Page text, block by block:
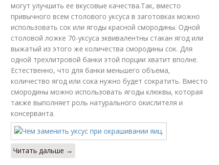
могут улучшить ее вкусовые качества.Так, вместо
привычного всем столового уксуса в заготовках можно
использовать сок или ягоды красной смородины. Одной
столовой ложке 70-уксуса эквивалентны стакан ягод или
выжатый из этого же количества смородины сок. Для
одной трехлитровой банки этой порции хватит вполне.
Естественно, что для банки меньшего объема,
количество ягод или сока нужно будет сократить. Вместо
смородины можно использовать ягоды клюквы, которая
также выполняет роль натурального окислителя и
консерванта.
Читать дальше →